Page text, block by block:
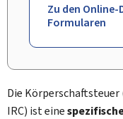
Zu den
Formularen
Die Körperschaftsteuer
IRC) ist eine